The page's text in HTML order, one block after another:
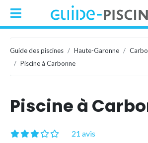
Guide des piscines Haute-Garonne
Piscine à Carbonne
Piscine à
21 avis